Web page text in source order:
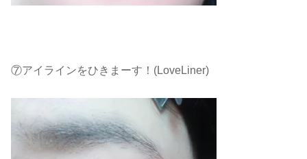
⑦アイラインをひきまーす！(LoveLiner)